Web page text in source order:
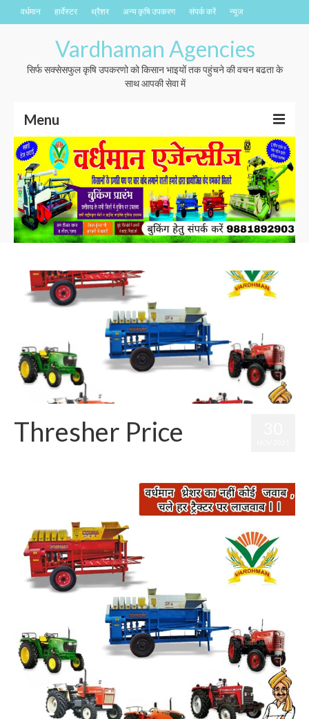
वर्धमान हार्वेस्टर थ्रैशर अन्य कृषि उपकरण संपर्क करें न्यूज
Vardhaman Agencies
सिर्फ सक्सेसफुल कृषि उपकरणो को किसान भाइयों तक पहुंचने की वचन बढता के
साथ आपकी सेवा में
Menu
वर्धमान
हार्वेस्टर
थ्रैशर
अन्य कृषि उपकरण
संपर्क करें
न्यूज
Thresher Price